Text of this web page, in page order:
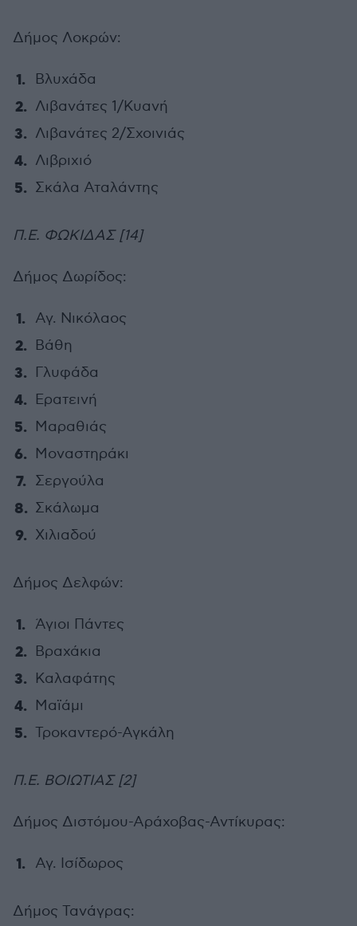
Δήμος Λοκρών:
Βλυχάδα
Λιβανάτες 1/Κυανή
Λιβανάτες 2/Σχοινιάς
Λιβριχιό
Σκάλα Αταλάντης
Π.Ε. ΦΩΚΙΔΑΣ [14]
Δήμος Δωρίδος:
Αγ. Νικόλαος
Βάθη
Γλυφάδα
Ερατεινή
Μαραθιάς
Μοναστηράκι
Σεργούλα
Σκάλωμα
Χιλιαδού
Δήμος Δελφών:
Άγιοι Πάντες
Βραχάκια
Καλαφάτης
Μαϊάμι
Τροκαντερό-Αγκάλη
Π.Ε. ΒΟΙΩΤΙΑΣ [2]
Δήμος Διστόμου-Αράχοβας-Αντίκυρας:
Αγ. Ισίδωρος
Δήμος Τανάγρας: